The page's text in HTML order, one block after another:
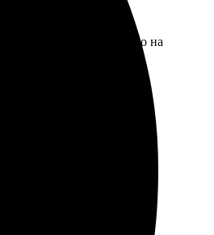
вовремя, качество на
буду обращаться еще!